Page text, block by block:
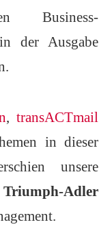
Business-
der Ausgabe
, transACTmail
in dieser
unsere
Adler